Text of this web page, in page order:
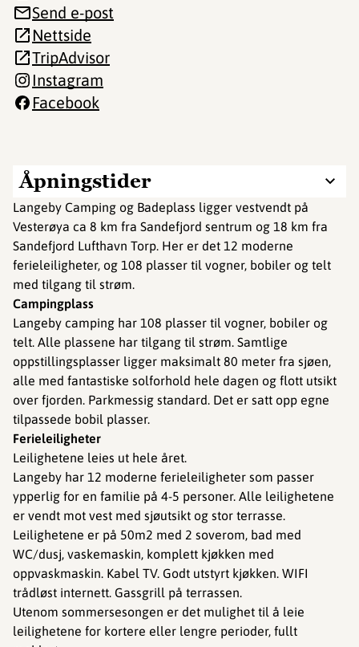
Åpningstider
Langeby Camping og Badeplass ligger vestvendt på
Vesterøya ca 8 km fra Sandefjord sentrum og 18 km fra
Sandefjord Lufthavn Torp. Her er det 12 moderne
ferieleiligheter, og 108 plasser til vogner, bobiler og telt
med tilgang til strøm.
Campingplass
Langeby camping har 108 plasser til vogner, bobiler og
telt. Alle plassene har tilgang til strøm. Samtlige
oppstillingsplasser ligger maksimalt 80 meter fra sjøen,
alle med fantastiske solforhold hele dagen og flott utsikt
over fjorden. Parkmessig standard. Det er satt opp egne
tilpassede bobil plasser.
Ferieleiligheter
Leilighetene leies ut hele året.
Langeby har 12 moderne ferieleiligheter som passer
ypperlig for en familie på 4-5 personer. Alle leilighetene
er vendt mot vest med sjøutsikt og stor terrasse.
Leilighetene er på 50m2 med 2 soverom, bad med
WC/dusj, vaskemaskin, komplett kjøkken med
oppvaskmaskin. Kabel TV. Godt utstyrt kjøkken. WIFI
trådløst internett. Gassgrill på terrassen.
Utenom sommersesongen er det mulighet til å leie
leilighetene for kortere eller lengre perioder, fullt
Send e-post
Nettside
TripAdvisor
Instagram
Facebook